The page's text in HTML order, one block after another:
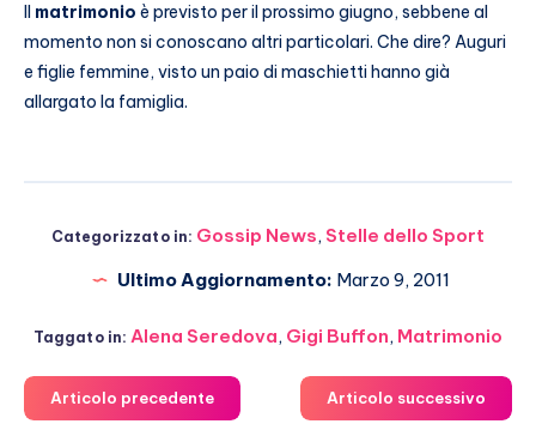
matrimonio è previsto per il prossimo giugno, sebbene al
momento non si conoscano altri particolari. Che dire? Auguri
e figlie femmine, visto un paio di maschietti hanno già
allargato la famiglia.
Categorizzato in: Gossip News, Stelle dello Sport
Ultimo Aggiornamento: Marzo 9, 2011
Taggato in: Alena Seredova, Gigi Buffon, Matrimonio
Articolo precedente Articolo successivo